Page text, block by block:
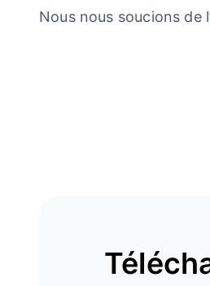
Nous nous soucions de